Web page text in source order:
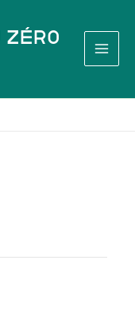
Zéro